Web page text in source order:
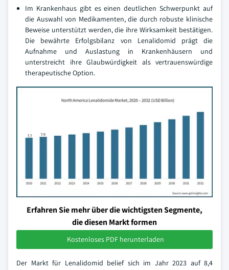
Im Krankenhaus gibt es einen deutlichen Schwerpunkt auf
die Auswahl von Medikamenten, die durch robuste klinische
Beweise unterstützt werden, die ihre Wirksamkeit bestätigen.
Die bewährte Erfolgsbilanz von Lenalidomid prägt die
Aufnahme und Auslastung in Krankenhäusern und
unterstreicht ihre Glaubwürdigkeit als vertrauenswürdige
therapeutische Option.
Erfahren Sie mehr über die wichtigsten Segmente,
die diesen Markt formen
Kostenloses PDF herunterladen
Der Markt für Lenalidomid belief sich im Jahr 2023 auf 8,4